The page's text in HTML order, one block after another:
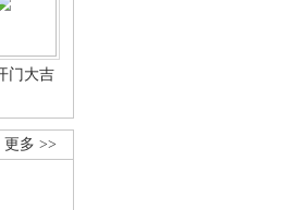
门大吉
更多 >>